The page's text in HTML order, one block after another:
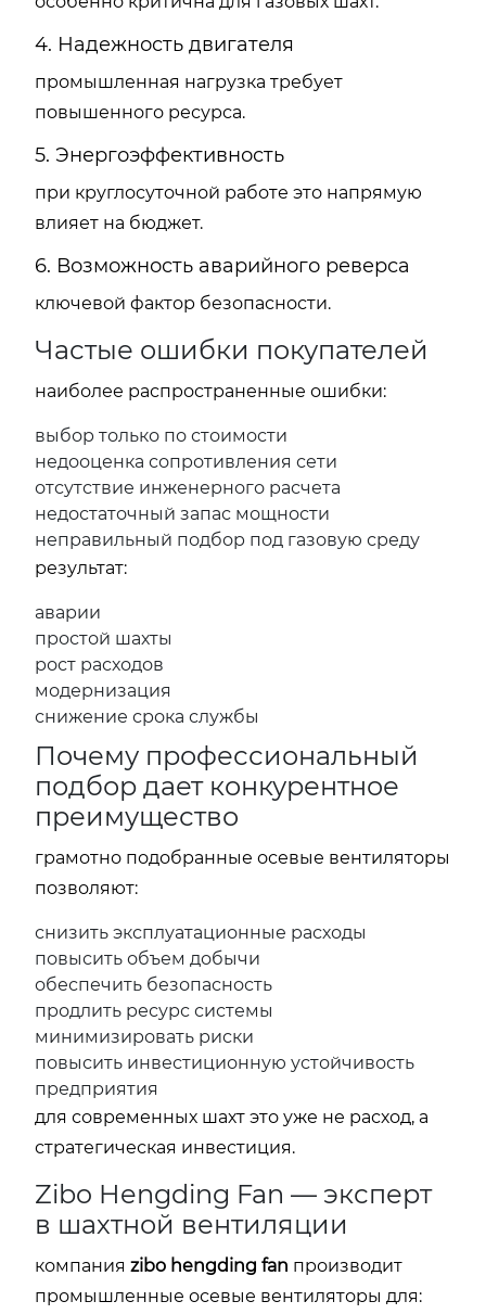
4. Надежность двигателя
промышленная нагрузка требует
повышенного ресурса.
5. Энергоэффективность
при круглосуточной работе это напрямую
влияет на бюджет.
6. Возможность аварийного реверса
ключевой фактор безопасности.
Частые ошибки покупателей
наиболее распространенные ошибки:
выбор только по стоимости
недооценка сопротивления сети
отсутствие инженерного расчета
недостаточный запас мощности
неправильный подбор под газовую среду
результат:
аварии
простой шахты
рост расходов
модернизация
снижение срока службы
Почему профессиональный
подбор дает конкурентное
преимущество
грамотно подобранные осевые вентиляторы
позволяют:
снизить эксплуатационные расходы
повысить объем добычи
обеспечить безопасность
продлить ресурс системы
минимизировать риски
повысить инвестиционную устойчивость
предприятия
для современных шахт это уже не расход, а
стратегическая инвестиция.
Zibo Hengding Fan — эксперт
в шахтной вентиляции
компания zibo hengding fan производит
промышленные осевые вентиляторы для: